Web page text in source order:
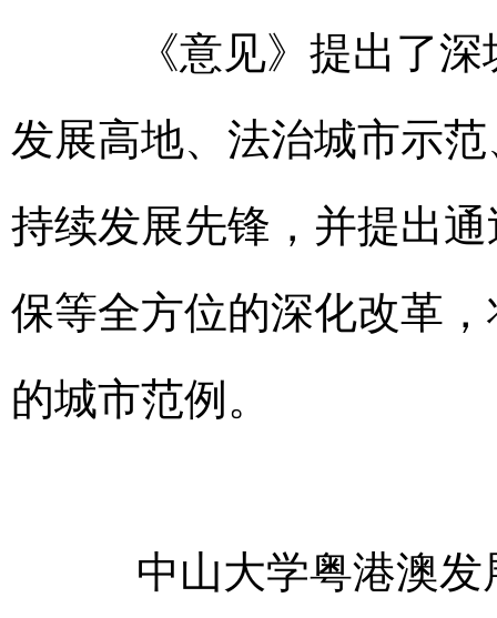
《意见》提出了深
发展高地、法治城市示
持续发展先锋，并提出
保等全方位的深化改革
的城市范例。
中山大学粤港澳发